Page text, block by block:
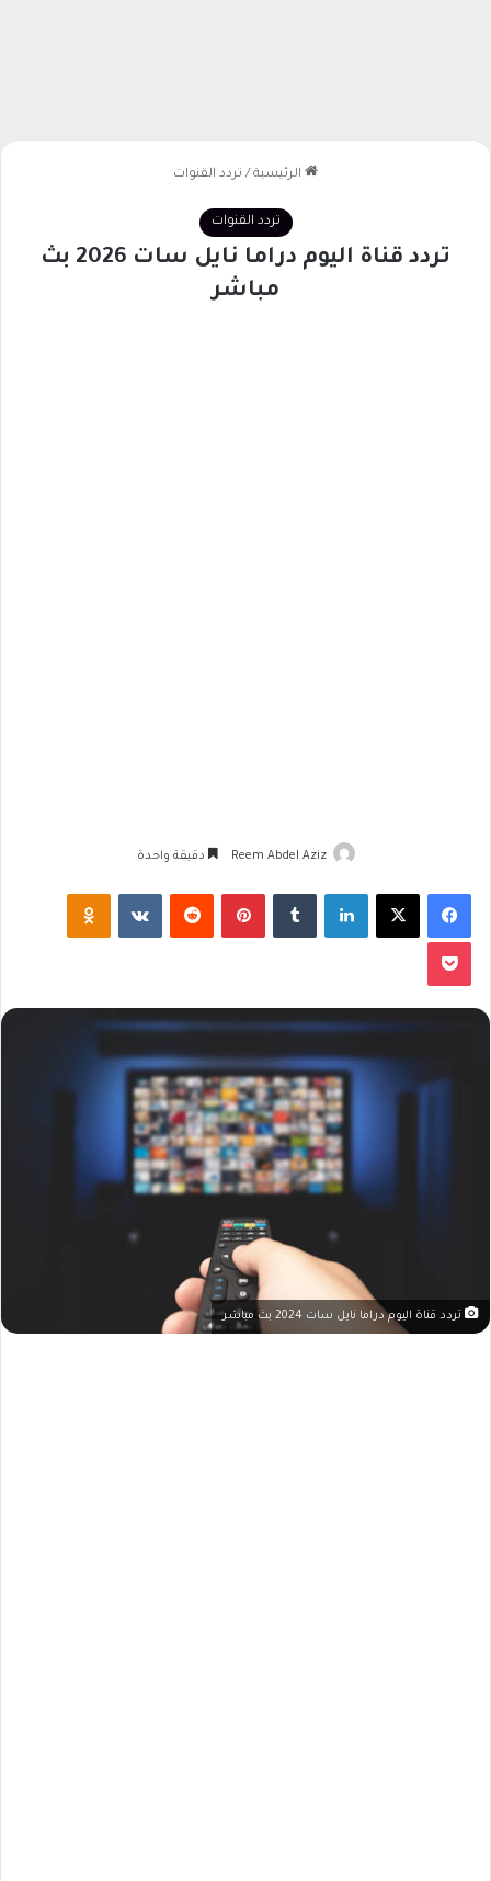
الرئيسية / تردد القنوات
تردد القنوات
تردد قناة اليوم دراما نايل سات 2026 بث
مباشر
Reem Abdel Aziz دقيقة واحدة
فيسبوك لينكدإن بينتيريست
تردد قناة اليوم دراما نايل سات 2024 بث مباشر